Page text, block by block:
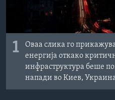
1
Оваа слика го
енергија откако
инфраструктура беше
напади во Киев,